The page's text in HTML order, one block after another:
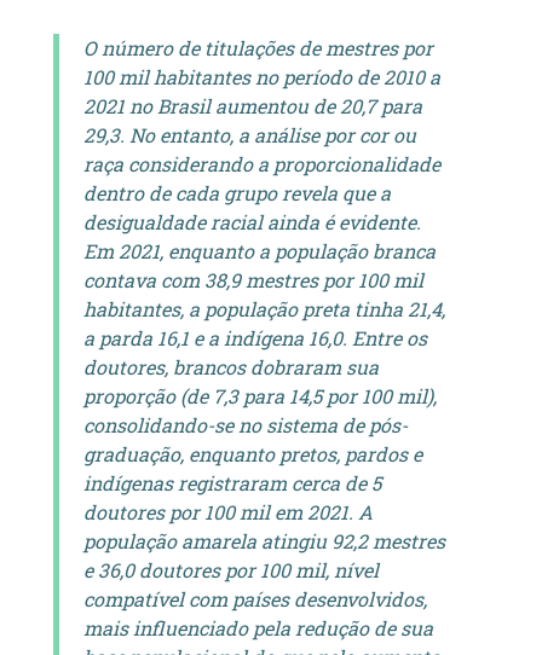
O número de titulações de mestres por
100 mil habitantes no período de 2010 a
2021 no Brasil aumentou de 20,7 para
29,3. No entanto, a análise por cor ou
raça considerando a proporcionalidade
dentro de cada grupo revela que a
desigualdade racial ainda é evidente.
Em 2021, enquanto a população branca
contava com 38,9 mestres por 100 mil
habitantes, a população preta tinha 21,4,
a parda 16,1 e a indígena 16,0. Entre os
doutores, brancos dobraram sua
proporção (de 7,3 para 14,5 por 100 mil),
consolidando-se no sistema de pós-
graduação, enquanto pretos, pardos e
indígenas registraram cerca de 5
doutores por 100 mil em 2021. A
população amarela atingiu 92,2 mestres
e 36,0 doutores por 100 mil, nível
compatível com países desenvolvidos,
mais influenciado pela redução de sua